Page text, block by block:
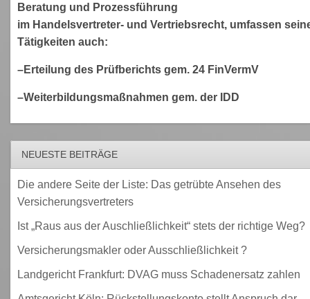
Beratung und Prozessführung
im Handelsvertreter- und Vertriebsrecht, umfassen
Tätigkeiten auch:
–Erteilung des Prüfberichts gem. 24 FinVermV
–Weiterbildungsmaßnahmen gem. der IDD
NEUESTE BEITRÄGE
Die andere Seite der Liste: Das getrübte Ansehen des
Versicherungsvertreters
Ist „Raus aus der Auschließlichkeit“ stets der richtige Weg?
Versicherungsmakler oder Ausschließlichkeit ?
Landgericht Frankfurt: DVAG muss Schadenersatz zahlen